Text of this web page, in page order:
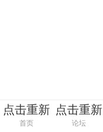
点击重新
加载
首页
点击重新
加载
论坛